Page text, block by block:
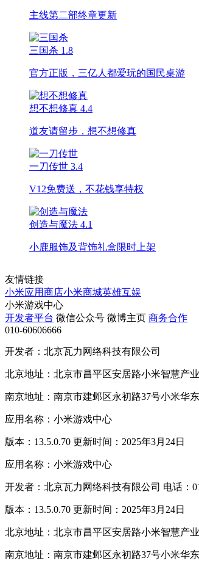
主线第二部终章更新
三国杀 1.8
官方正版，三亿人都爱玩的国民桌游
想不想修真 4.4
道友请留步，想不想修真
一刀传世 3.4
V12免费送，不花钱享特权
创造与魔法 4.1
小鹿服饰及背饰礼盒限时上架
友情链接
小米应用商店小米商城英雄互娱
小米游戏中心
开发者平台 微信公众号 微博主页 商务合作
010-60606666
开发者：北京瓦力网络科技有限公司
北京地址：北京市昌平区安居路小米智慧产
南京地址：南京市建邺区永初路37号小米华
应用名称：小米游戏中心
版本：13.5.0.70 更新时间：2025年3月24日
应用名称：小米游戏中心
开发者：北京瓦力网络科技有限公司 电话：
版本：13.5.0.70 更新时间：2025年3月24日
北京地址：北京市昌平区安居路小米智慧产
南京地址：南京市建邺区永初路37号小米华